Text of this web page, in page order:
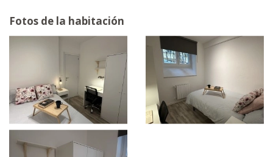
Fotos de la habitación